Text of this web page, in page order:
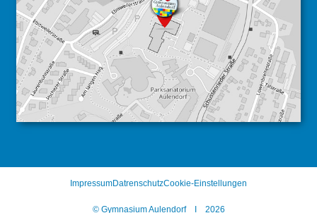
© Gymnasium Aulendorf I 2026
ImpressumDatrenschutzCookie-Einstellungen